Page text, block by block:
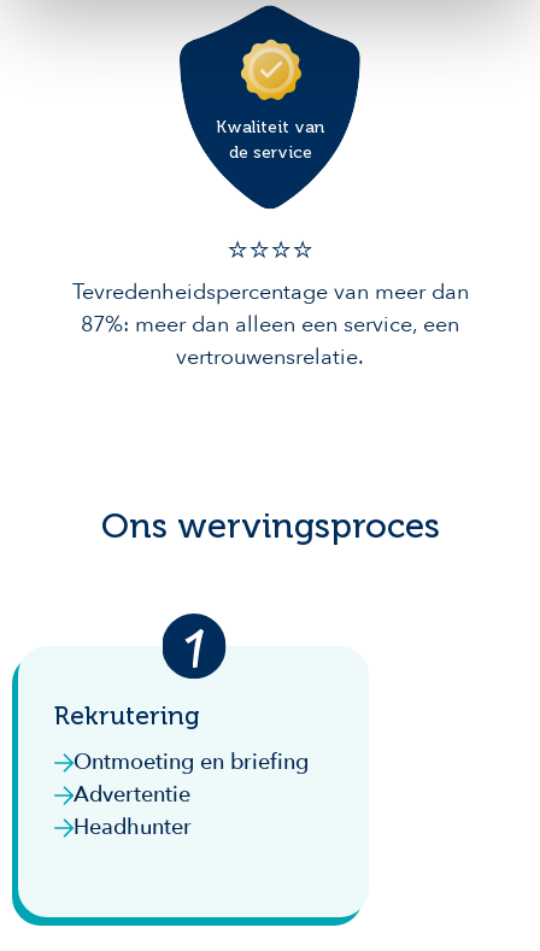
Kwaliteit van
de service
⭐️⭐️⭐️️⭐️️
Tevredenheidspercentage van meer dan
87%: meer dan alleen een service, een
vertrouwensrelatie.
Ons wervingsproces
Rekrutering
Ontmoeting en briefing
Advertentie
Headhunter